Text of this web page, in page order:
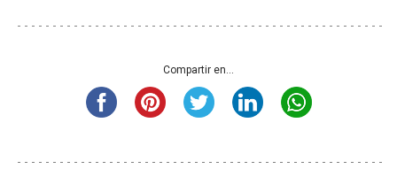
Compartir en...